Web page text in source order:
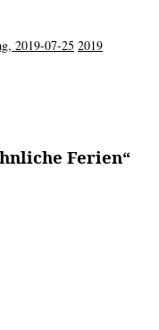
2019-07-25 2019
Ferien“